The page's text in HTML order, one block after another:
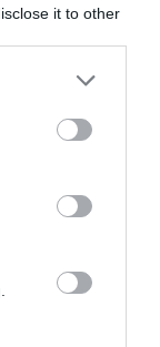
it to other
a Ponent